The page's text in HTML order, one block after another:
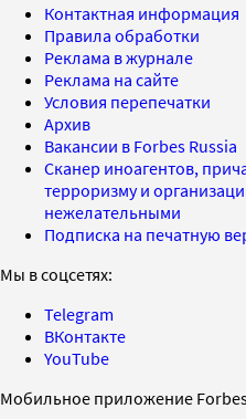
Контактная информация
Правила обработки
Реклама в журнале
Реклама на сайте
Условия перепечатки
Архив
Вакансии в Forbes Russia
Сканер иноагентов,
терроризму и
нежелательными
Подписка на печатную
Мы в соцсетях:
Telegram
ВКонтакте
YouTube
Мобильное приложение